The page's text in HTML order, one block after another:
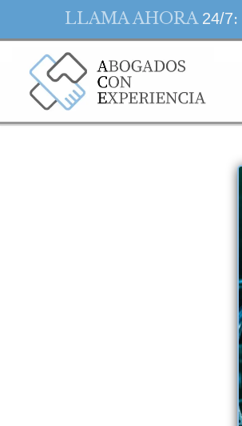
LLAMA AHORA 24/7: